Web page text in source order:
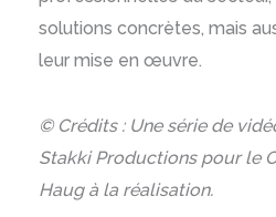
solutions concrètes, mais
leur mise en œuvre.
© Crédits : Une série de
Stakki Productions pour le
Haug à la réalisation.